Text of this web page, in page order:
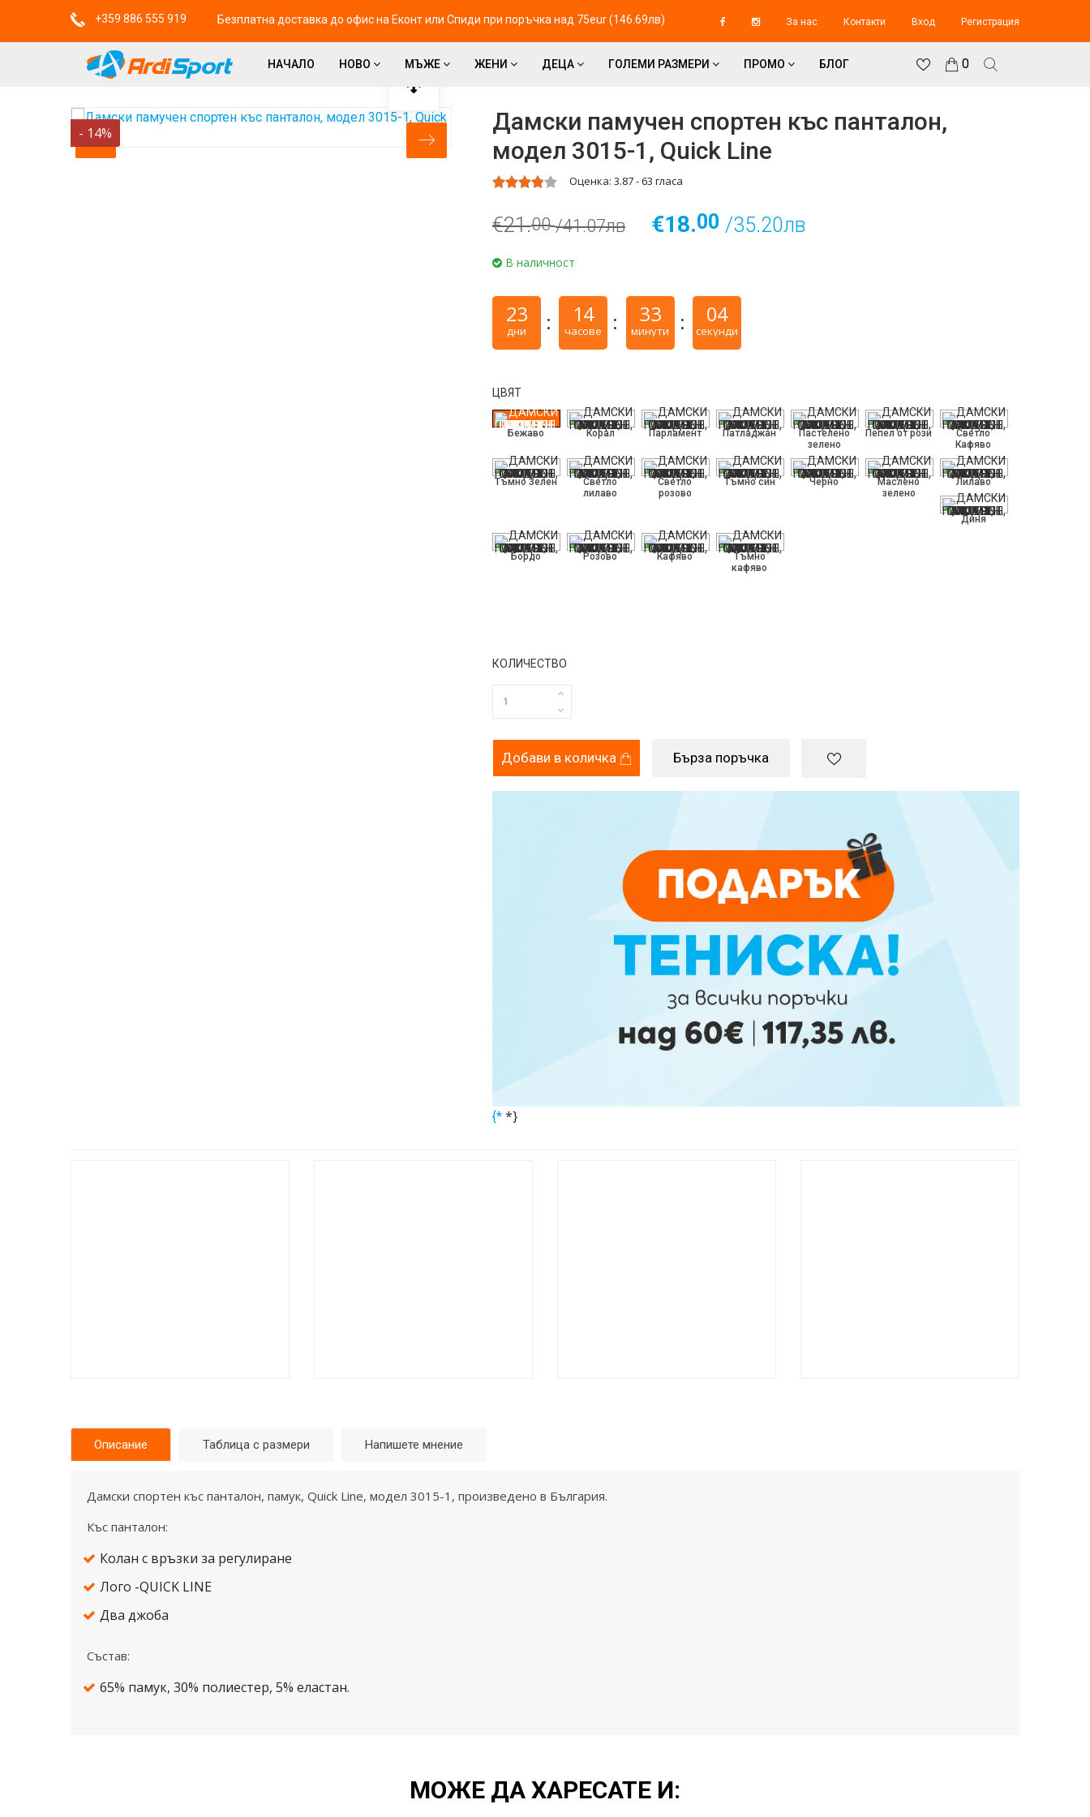
+359 886 555 919 Безплатна доставка до офис на Eконт или Спиди при поръчка над 75eur (146.69лв) За нас Контакти Вход Регистрация
НАЧАЛО НОВО МЪЖЕ ЖЕНИ ДЕЦА ГОЛЕМИ РАЗМЕРИ ПРОМО БЛОГ 0
- 14%
Дамски памучен спортен къс панталон,
модел 3015-1, Quick Line
Оценка: 3.87- 63 гласа
€21.00 /41.07лв €18.00 /35.20лв
В наличност
23
дни
14
часове
33
минути
04
секунди
ЦВЯТ
Бежаво Корал Парламент Патладжан
Пастелено
зелено
Пепел от рози
Светло
Кафяво
Тъмно Зелен
Светло
лилаво
Светло
розово
Тъмно син Черно
Маслено
зелено
Лилаво
Диня
Бордо Розово Кафяво
Тъмно
кафяво
КОЛИЧЕСТВО
Добави в количка Бърза поръчка
{* *}
Описание Таблица с размери Напишете мнение
Дамски спортен къс панталон, памук, Quick Line, модел 3015-1, произведено в България.
Къс панталон:
Колан с връзки за регулиране
Лого -QUICK LINE
Два джоба
Състав:
65% памук, 30% полиестер, 5% еластан.
МОЖЕ ДА ХАРЕСАТЕ И: